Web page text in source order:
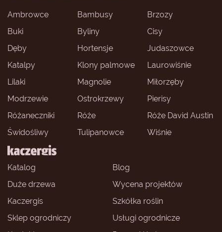
Katalog
Blog
Duże drzewa
Wycena projektów
Kaczergis
Szkółka roślin
Sklep ogrodniczy
Usługi ogrodnicze
Ambrowce Bambusy
Brzozy
Buki
Byliny
Cisy
Dęby
Hortensje
Judaszowce
Katalpy
Klony palmowe
Laurowiśnie
Lilaki
Magnolie
Miłorzęby
Modrzewie
Ostrokrzewy
Pierisy
Różaneczniki
Róże
Róże David Austin
Świdośliwy
Tulipanowce Wiśnie